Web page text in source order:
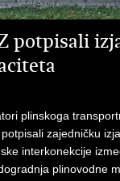
potpisali
plinskoga
zajedničku
interkonekcije
plinovodne